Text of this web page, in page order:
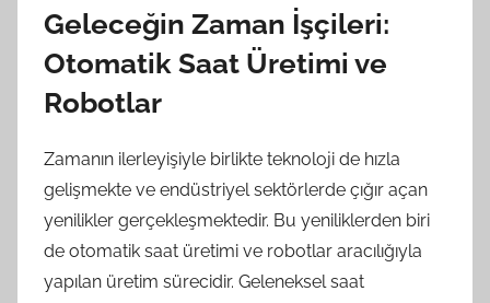
Geleceğin Zaman İşçileri:
Otomatik Saat Üretimi ve
Robotlar
Zamanın ilerleyişiyle birlikte teknoloji de hızla
gelişmekte ve endüstriyel sektörlerde çığır açan
yenilikler gerçekleşmektedir. Bu yeniliklerden biri
de otomatik saat üretimi ve robotlar aracılığıyla
yapılan üretim sürecidir. Geleneksel saat